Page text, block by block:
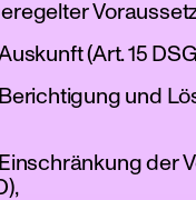
(Art. 15
und
der